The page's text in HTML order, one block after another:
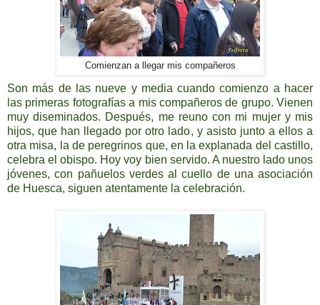
Comienzan a llegar mis compañeros
Son más de las nueve y media cuando comienzo a hacer
las primeras fotografías a mis compañeros de grupo. Vienen
muy diseminados. Después, me reuno con mi mujer y mis
hijos, que han llegado por otro lado, y asisto junto a ellos a
otra misa, la de peregrinos que, en la explanada del castillo,
celebra el obispo. Hoy voy bien servido. A nuestro lado unos
jóvenes, con pañuelos verdes al cuello de una asociación
de Huesca, siguen atentamente la celebración.